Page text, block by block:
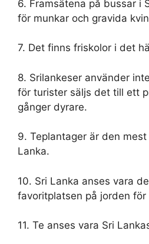
6. Framsätena på bussar i
för munkar och gravida
7. Det finns friskolor i det
8. Srilankeser använder
för turister säljs det till ett
gånger dyrare.
9. Teplantager är den
Lanka.
10. Sri Lanka anses vara
favoritplatsen på jorden för
11. Te anses vara Sri